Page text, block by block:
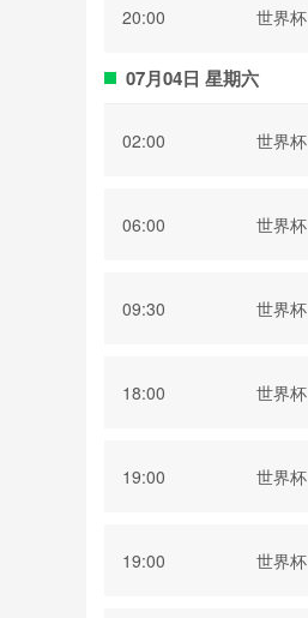
20:00 世界杯
07月04日 星期六
02:00 世界杯
06:00 世界杯
09:30 世界杯
18:00 世界杯
19:00 世界杯
19:00 世界杯